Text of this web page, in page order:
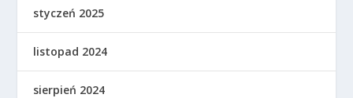
styczeń 2025
listopad 2024
sierpień 2024